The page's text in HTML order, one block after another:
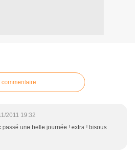
2011 19:32
passé une belle journée ! extra ! bisous